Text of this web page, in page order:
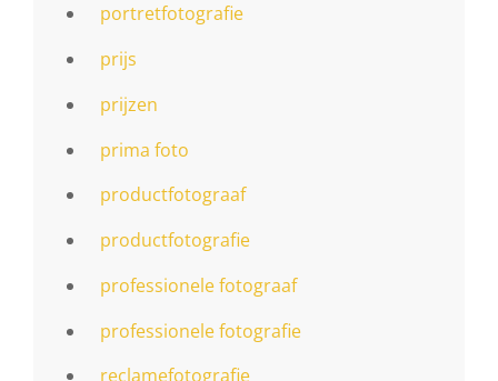
portretfotografie
prijs
prijzen
prima foto
productfotograaf
productfotografie
professionele fotograaf
professionele fotografie
reclamefotografie